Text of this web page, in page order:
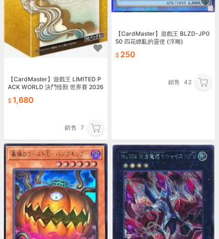
【CardMaster】遊戲王 LIMITED P
ACK WORLD 決鬥怪獸 世界賽 2026
1,680
銷售 7
【CardMaster】遊戲王 BLZD-JP0
50 四花繚亂的靈使 (浮雕)
250
銷售 42